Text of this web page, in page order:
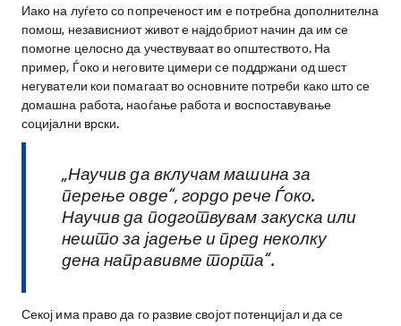
Иако на луѓето со попреченост им е потребна дополнителна
помош, независниот живот е најдобриот начин да им се
помогне целосно да учествуваат во општеството. На
пример, Ѓоко и неговите цимери се поддржани од шест
негуватели кои помагаат во основните потреби како што се
домашна работа, наоѓање работа и воспоставување
социјални врски.
„Научив да вклучам машина за
перење овде“, гордо рече Ѓоко.
Научив да подготвувам закуска или
нешто за јадење и пред неколку
дена направивме торта“.
Секој има право да го развие својот потенцијал и да се